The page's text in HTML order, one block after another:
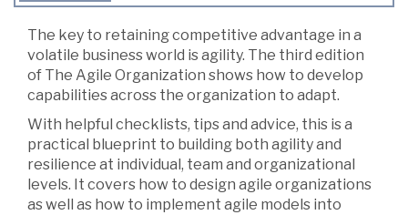
The key to retaining competitive advantage in a
volatile business world is agility. The third edition
of The Agile Organization shows how to develop
capabilities across the organization to adapt.
With helpful checklists, tips and advice, this is a
practical blueprint to building both agility and
resilience at individual, team and organizational
levels. It covers how to design agile organizations
as well as how to implement agile models into